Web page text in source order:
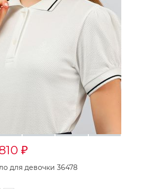
₽
для девочки 36478